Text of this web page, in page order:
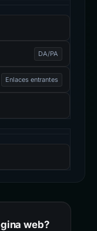
DA/PA
Enlaces entrantes
web?